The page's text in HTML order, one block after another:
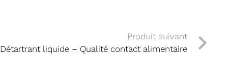
Produit suivant
Détartrant liquide – Qualité contact alimentaire